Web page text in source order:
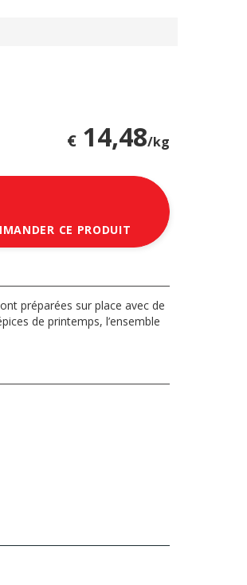
€ 14,48/kg
CE PRODUIT
préparées sur place avec de
de printemps, l’ensemble